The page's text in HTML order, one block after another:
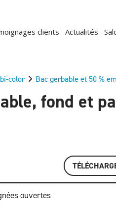
clients Actualités
color Bac gerbable et 50 %
fond et
ouvertes